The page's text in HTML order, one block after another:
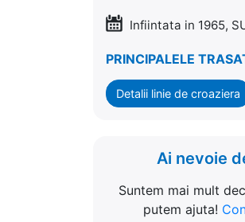
Infiintata in 1965,
PRINCIPALELE
Detalii linie de croaziera
Ai nevoie
Suntem mai mult
putem ajuta!